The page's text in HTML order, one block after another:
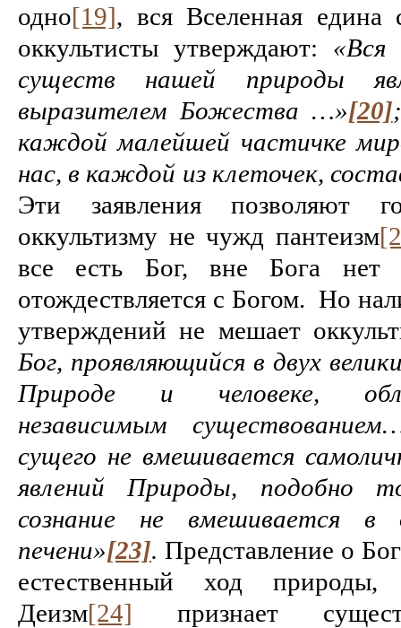
одно[19], вся Вселенная
оккультисты утверждают: «Вся
существ нашей природы
выразителем Божества …»[20]
каждой малейшей частичке
нас, в каждой из клеточек,
Эти заявления позволяют
оккультизму не чужд пантеизм
все есть Бог, вне Бога нет
отождествляется с Богом. Но
утверждений не мешает
Бог, проявляющийся в двух
Природе и человеке,
независимым
сущего не вмешивается
явлений Природы, подобно
сознание не вмешивается в
печени»[23]. Представление о
естественный ход природы,
Деизм[24] признает